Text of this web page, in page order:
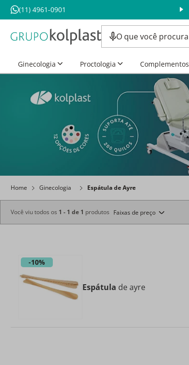
(11) 4961-0901
Kolplast *Mais Beneficio para você :)
Ginecologia Proctologia Complementos
Home Ginecologia Espátula de Ayre
Você viu todos os 1 - 1 de 1 produtos Faixas de preço
-10%
Espátula de ayre